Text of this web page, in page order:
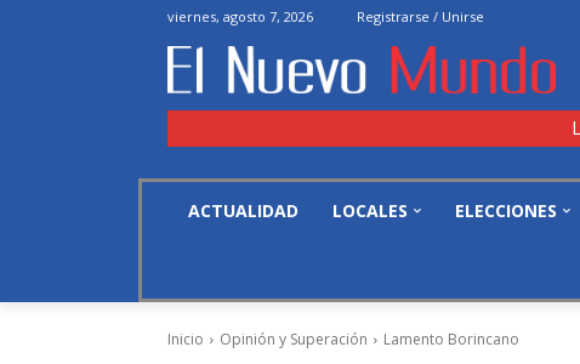
viernes, agosto 7, 2026 Registrarse / Unirse
ACTUALIDAD LOCALES ELECCIONES
Inicio Opinión y Superación Lamento Borincano